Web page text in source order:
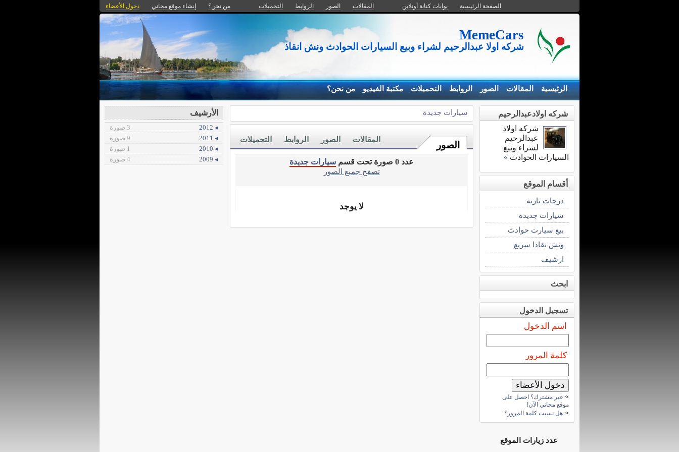
الصفحة الرئيسية بوابات كنانة أونلاين المقالات الصور الروابط التحميلات من نحن؟ إنشاء موقع مجاني دخول الأعضاء
MemeCars
شركه اولا عبدالرحيم لشراء وبيع السيارات الحوادث ونش انقاذ
الرئيسية المقالات الصور الروابط التحميلات مكتبة الفيديو من نحن؟
سيارات جديدة
الصور
التحميلات الروابط الصور المقالات
عدد 0 صورة تحت قسم
سيارات جديدة
تصفح جميع الصور
لا يوجد
شركه اولادعبدالرحيم
شركه اولاد
عبدالرحيم
لشراء وبيع
السيارات الحوادث »
أقسام الموقع
درجات ناريه
سيارات جديدة
بيع سيارت حوادث
ونش نقاذا سريع
ارشيف
ابحث
تسجيل الدخول
اسم الدخول
كلمة المرور
» غير مشترك؟ احصل على
موقع مجاني الآن!
» هل نسيت كلمة المرور؟
عدد زيارات الموقع
الأرشيف
◂ 2012
3 صورة
◂ 2011
9 صورة
◂ 2010
1 صورة
◂ 2009
4 صورة